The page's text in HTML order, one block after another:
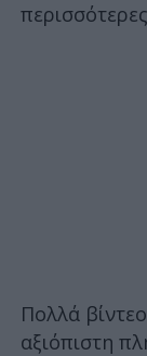
Πολλά
αξιόπιστη